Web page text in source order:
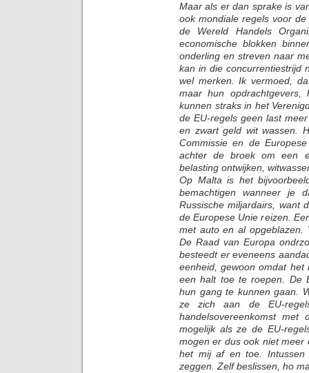
Maar als er dan sprake is
ook mondiale regels voor
de Wereld Handels
economische blokken
onderling en streven naar
kan in die concurrentiestrijd
wel merken. Ik vermoed,
maar hun
kunnen straks in het
de EU-regels geen last
en zwart geld wit wassen.
Commissie en de
achter de broek om een
belasting ontwijken,
Op Malta is het
bemachtigen wanneer je
Russische miljardairs, want
de Europese Unie reizen.
met auto en al opgeblazen.
De Raad van Europa
besteedt er eveneens
eenheid, gewoon omdat het
een halt toe te roepen. De
hun gang te kunnen gaan.
ze zich aan de EU-
handelsovereenkomst
mogelijk als ze de EU-
mogen er dus ook niet meer
het mij af en toe.
zeggen. Zelf beslissen, ho